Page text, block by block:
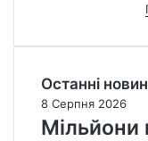
Останні
8 Серпня 2026
Мільйони